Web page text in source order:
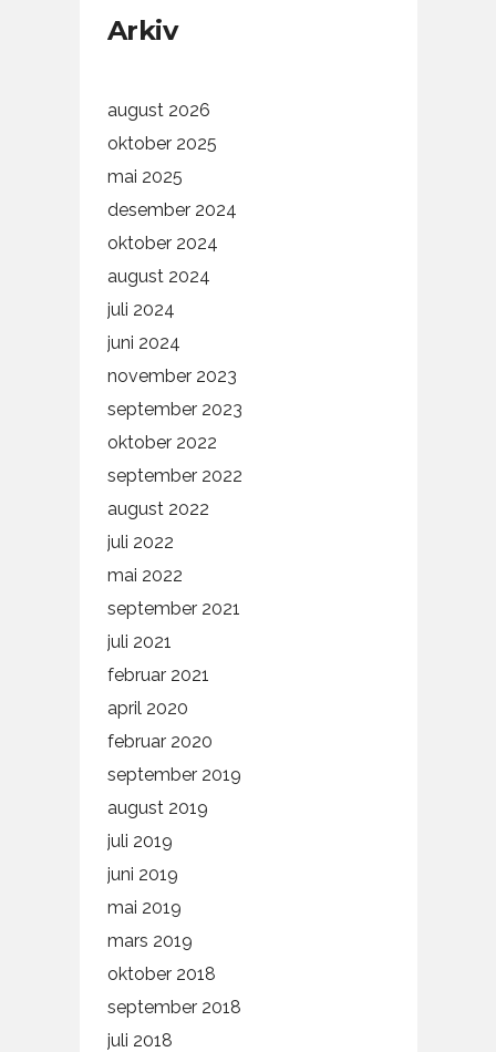
Arkiv
august 2026
oktober 2025
mai 2025
desember 2024
oktober 2024
august 2024
juli 2024
juni 2024
november 2023
september 2023
oktober 2022
september 2022
august 2022
juli 2022
mai 2022
september 2021
juli 2021
februar 2021
april 2020
februar 2020
september 2019
august 2019
juli 2019
juni 2019
mai 2019
mars 2019
oktober 2018
september 2018
juli 2018